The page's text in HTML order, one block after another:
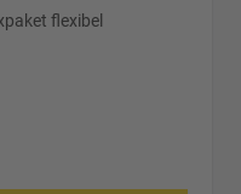
flexibel